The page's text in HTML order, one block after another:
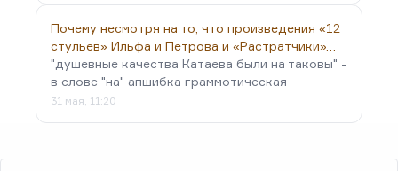
Почему несмотря на то, что произведения «12
стульев» Ильфа и Петрова и «Растратчики»…
"душевные качества Катаева были на таковы" -
в слове "на" апшибка граммотическая
31 мая, 11:20